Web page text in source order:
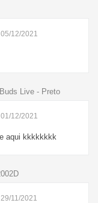
12/2021
Live - Preto
12/2021
aqui kkkkkkkk
11/2021